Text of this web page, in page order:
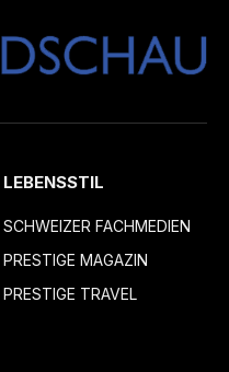
LEBENSSTIL
SCHWEIZER FACHMEDIEN
PRESTIGE MAGAZIN
PRESTIGE TRAVEL